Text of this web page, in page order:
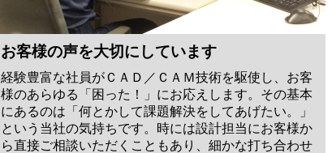
お客様の声を大切にしています
経験豊富な社員がＣＡＤ／ＣＡＭ技術を駆使し、お客
様のあらゆる「困った！」にお応えします。その基本
にあるのは「何とかして課題解決をしてあげたい。」
という当社の気持ちです。時には設計担当にお客様か
ら直接ご相談いただくこともあり、細かな打ち合わせ